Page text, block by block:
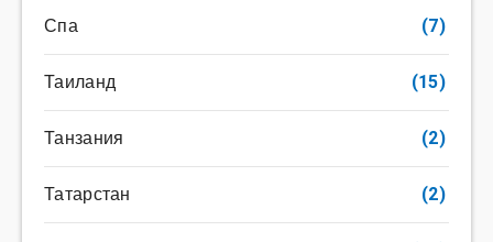
Спа (7)
Таиланд (15)
Танзания (2)
Татарстан (2)